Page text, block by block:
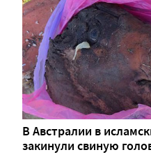
В Австралии в
закинули свиную